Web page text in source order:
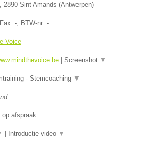
, 2890 Sint Amands (Antwerpen)
-, BTW-nr: -
Voice
Screenshot ▼
- Stemcoaching ▼
op afspraak.
Introductie video ▼